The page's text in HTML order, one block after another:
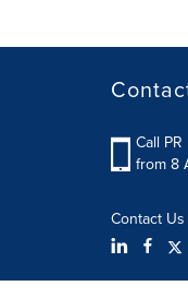
Call
from 8
Contact Us